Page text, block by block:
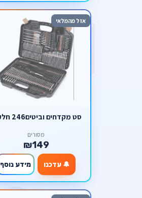
אזל מהמלאי
סט מקדחים וביטים246 חלקים
מסורים
₪149
🔔 עדכנו מידע נוסף